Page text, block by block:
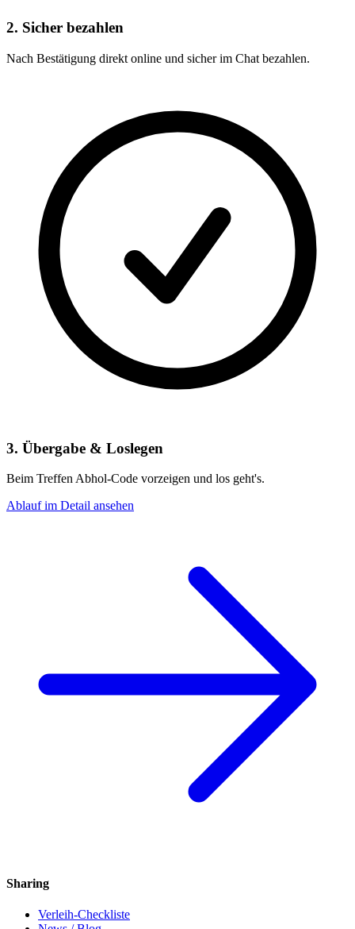
2. Sicher bezahlen
Nach Bestätigung direkt online und sicher im Chat bezahlen.
3. Übergabe & Loslegen
Beim Treffen Abhol-Code vorzeigen und los geht's.
Ablauf im Detail ansehen
Sharing
Verleih-Checkliste